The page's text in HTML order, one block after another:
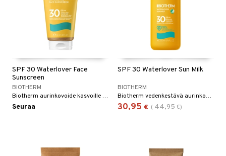
SPF 30 Waterlover Face
Sunscreen
BIOTHERM
Biotherm aurinkovoide kasvoille suojakertoimella SPF 30
Seuraa
SPF 30 Waterlover Sun Milk
BIOTHERM
Biotherm vedenkestävä aurinkovoide SPF30 kasvoille ja vartalolle
30,95 € ( 44,95 €)